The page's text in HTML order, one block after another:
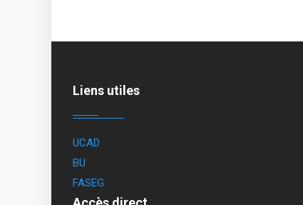
Liens utiles
UCAD
BU
FASEG